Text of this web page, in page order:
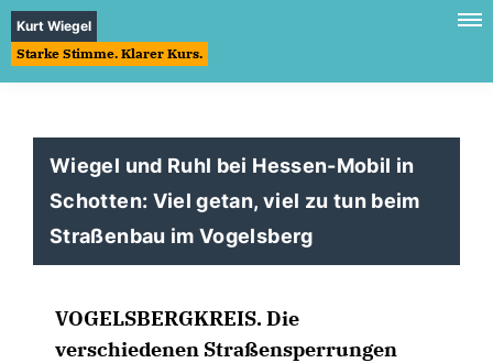
Kurt Wiegel
Starke Stimme. Klarer Kurs.
Wiegel und Ruhl bei Hessen-Mobil in
Schotten: Viel getan, viel zu tun beim
Straßenbau im Vogelsberg
VOGELSBERGKREIS. Die
verschiedenen Straßensperrungen